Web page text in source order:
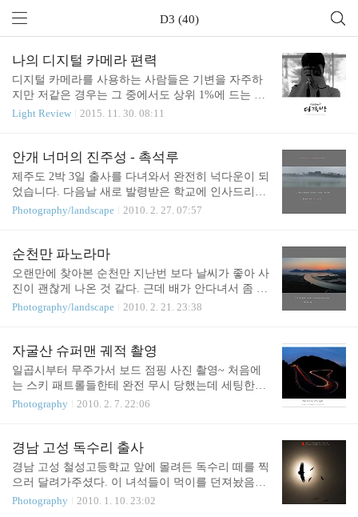
D3 (40)
나의 디지털 카메라 편력
디지털 카메라를 사용하는 사람들은 기변을 자주하
지만 저같은 경우는 그 중에서도 상위 1%에 드는 기
변병자가 아니었나 싶습니다. 간만에 생각이 나서 카
있지 않아요 ㅠ_ㅠ 정리 좀 잘해둘걸) 그나마 남아 있
는 사진만 나열해도 꽤 되는걸 보니 그동안의 기변병
이 얼마나 심각했는지 보입니다 ㅋㅋ 2005년에 임용
거부감이 있었습니다. 물론 쓸만한 DSLR은 가격이
(철저하게 서브개념이었긴 하지만) 하이엔드 디카를
사용하긴 했어요. 제가 처음 사용한 디지털 카메라는
올림푸스 C2였고 그 뒤로 캐논 익서스V2, 소니 F..
Light Review 2015. 11. 30. 08:11
안개 너머의 진주성 - 촉석루
제주도 2박 3일 출사를 다녀와서 완전히 넉다운이 되
었습니다. 다음날 새로 발령받은 학교에 인사드리러
가려 집을 나서는데 성일이 형한테서 전화가 왔더군
여드리려고 오랜만에 꺼내 입은 정장은 비에 젖어 엉
망이 되어버렸지만 보기 힘든 진주성의 모습을 카메
라로 담아 냈다는게 기쁘기만한 하루였네요. 덧 - 학
교를 옮기고 또 적응하는 일은 쉬운게 아닌 것 같습
니다. 가슴 한켠이 휑한 느낌이 들고 힘들어 괜스레
Photography/landscape 2010. 2. 27. 07:57
순천만 파노라마
오랜만에 찾아본 순천만 지난번 보다 날씨가 좋아 사
진이 괜찮게 나온 것 같다. 근데 배가 안다녀서 좀 안
습.... 용산 전망대까지 가는 길이 예전에는 계단으로
새로 단장을 했는데 난간 밑에 내려 갈 수 있었던 예
전만 생각해서 작은 삼각대만 챙겨갔더니..... 공사 때
문에 내려갈 수도 없었고 난간이 너무 높아 삼각대는
리더라도 항상 아름다운 모습만 보여준다. 진주에서
Photography/landscape 2010. 2. 21. 23:38
자굴산 슈퍼맨 궤적 촬영
일곱시부터 무주가서 보드 점핑 사진 촬영~ 처음에
는 스키 패트롤들한테 완전 무시 당했는데 세팅한다
고 200VR 꺼내서 몇컷 찍으니 달라지는 대우.........
니 자굴산 궤적 찍을때 밧데리 아웃되서(처음 있는
일이라 정말....) 한컷 밖에 못찍었다 ㅠ_ㅠ 하긴 오늘
점핑 장면을 연사로 몇장을 찍었는데..... D3 잘못이
대로 느낀 오늘의 출사. D3의 3D 트래킹 기능은 절대
Photography 2010. 2. 7. 22:06
경남 고성 독수리 출사
경남 고성 철성고등학교 앞에 몰려든 독수리 떼를 찍
으러 달려가주셨다. 이 녀석들이 먹이를 던져놨음에
도 경계를 풀지 않아 찍기를 포기 하고 있었는데 차
Photography 2010. 1. 10. 23:02